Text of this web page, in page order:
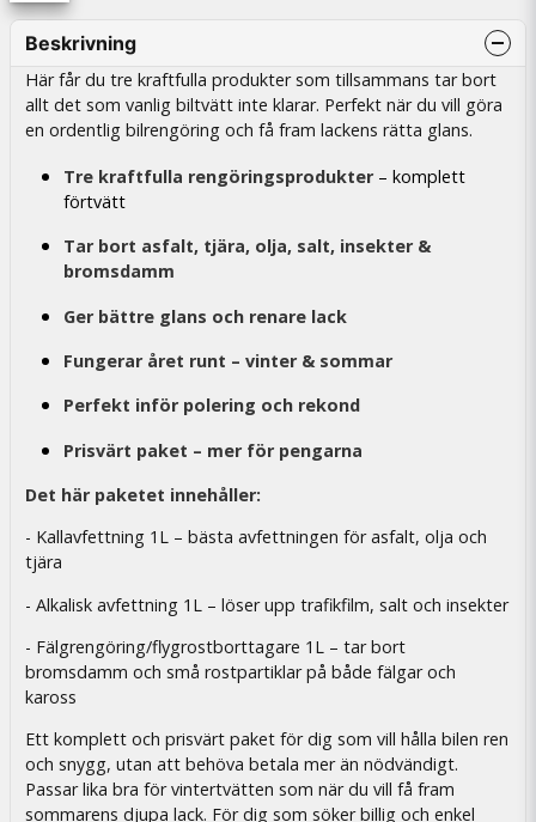
Beskrivning
Här får du tre kraftfulla produkter som tillsammans tar bort
allt det som vanlig biltvätt inte klarar. Perfekt när du vill göra
en ordentlig bilrengöring och få fram lackens rätta glans.
Tre kraftfulla rengöringsprodukter – komplett
förtvätt
Tar bort asfalt, tjära, olja, salt, insekter &
bromsdamm
Ger bättre glans och renare lack
Fungerar året runt – vinter & sommar
Perfekt inför polering och rekond
Prisvärt paket – mer för pengarna
Det här paketet innehåller:
- Kallavfettning 1L – bästa avfettningen för asfalt, olja och
tjära
- Alkalisk avfettning 1L – löser upp trafikfilm, salt och insekter
- Fälgrengöring/flygrostborttagare 1L – tar bort
bromsdamm och små rostpartiklar på både fälgar och
kaross
Ett komplett och prisvärt paket för dig som vill hålla bilen ren
och snygg, utan att behöva betala mer än nödvändigt.
Passar lika bra för vintertvätten som när du vill få fram
sommarens djupa lack. För dig som söker billig och enkel